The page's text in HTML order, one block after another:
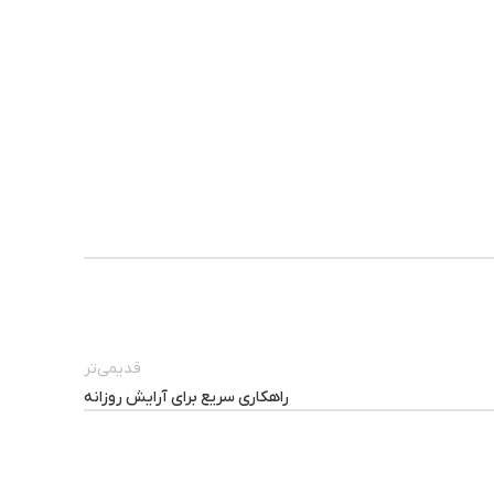
قدیمی‌تر
راهکاری سریع برای آرایش روزانه